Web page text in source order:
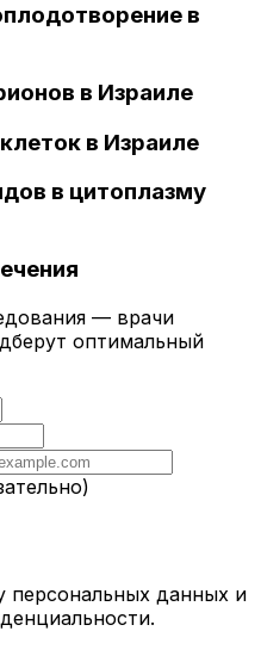
в
в Израиле
в Израиле
в цитоплазму
— врачи
оптимальный
персональных данных и
.